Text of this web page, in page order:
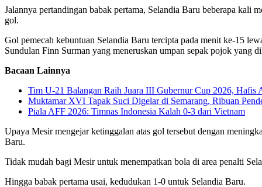
Jalannya pertandingan babak pertama, Selandia Baru beberapa kali
gol.
Gol pemecah kebuntuan Selandia Baru tercipta pada menit ke-15
Sundulan Finn Surman yang meneruskan umpan sepak pojok yang
Bacaan Lainnya
Tim U-21 Balangan Raih Juara III Gubernur Cup 2026, Hafis
Muktamar XVI Tapak Suci Digelar di Semarang, Ribuan
Piala AFF 2026: Timnas Indonesia Kalah 0-3 dari Vietnam
Upaya Mesir mengejar ketinggalan atas gol tersebut dengan
Baru.
Tidak mudah bagi Mesir untuk menempatkan bola di area penalti
Hingga babak pertama usai, kedudukan 1-0 untuk Selandia Baru.